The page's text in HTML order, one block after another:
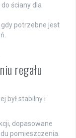
ściany dla
gdy potrzebne jest
regału
był stabilny i
dopasowane
pomieszczenia.